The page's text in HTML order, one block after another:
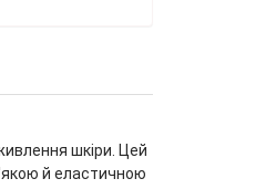
шкіри. Цей
й еластичною